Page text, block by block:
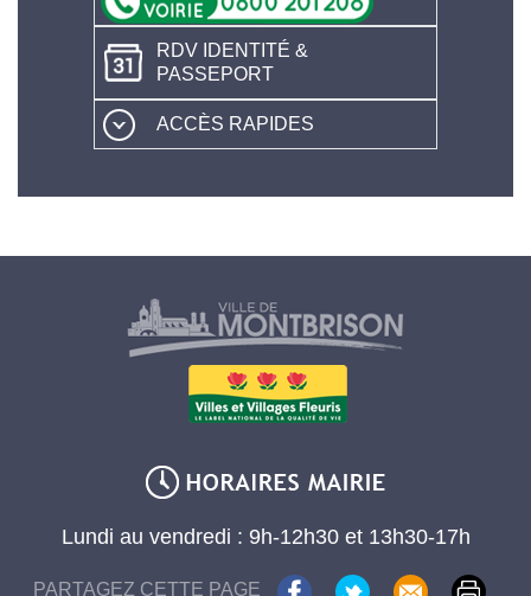
RDV IDENTITÉ &
PASSEPORT
ACCÈS RAPIDES
Lundi au vendredi : 9h-12h30 et 13h30-17h
PARTAGEZ CETTE PAGE